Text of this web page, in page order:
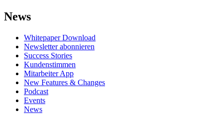
News
Whitepaper Download
Newsletter abonnieren
Success Stories
Kundenstimmen
Mitarbeiter App
New Features & Changes
Podcast
Events
News